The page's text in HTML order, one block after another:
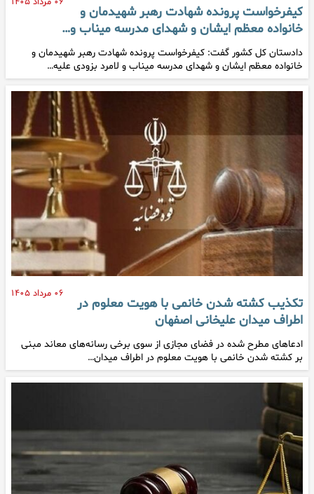
کیفرخواست پرونده شهادت رهبر شهیدمان و
خانواده معظم ایشان و شهدای مدرسه میناب و…
دادستان کل کشور گفت: کیفرخواست پرونده شهادت رهبر شهیدمان و
خانواده معظم ایشان و شهدای مدرسه میناب و لامرد بزودی علیه…
۰۶ مرداد ۱۴۰۵
تکذیب کشته شدن خانمی با هویت معلوم در
اطراف میدان علیخانی اصفهان
ادعا‌های مطرح شده در فضای مجازی از سوی برخی رسانه‌های معاند مبنی
بر کشته شدن خانمی با هویت معلوم در اطراف میدان…